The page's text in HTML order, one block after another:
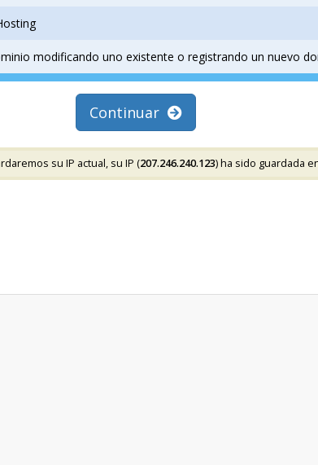
modificando uno existente o registrando un nuevo
Continuar
su IP actual, su IP (207.246.240.123) ha sido guardada